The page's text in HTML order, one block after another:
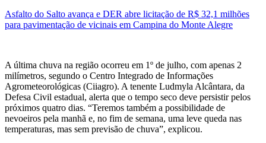
Asfalto do Salto avança e DER abre licitação de R$ 32,1 milhões
para pavimentação de vicinais em Campina do Monte Alegre
A última chuva na região ocorreu em 1º de julho, com apenas 2
milímetros, segundo o Centro Integrado de Informações
Agrometeorológicas (Ciiagro). A tenente Ludmyla Alcântara, da
Defesa Civil estadual, alerta que o tempo seco deve persistir pelos
próximos quatro dias. “Teremos também a possibilidade de
nevoeiros pela manhã e, no fim de semana, uma leve queda nas
temperaturas, mas sem previsão de chuva”, explicou.